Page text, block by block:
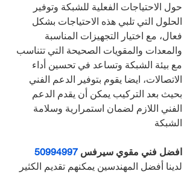
حول الاحتياجات الفعلية للشبكة وتوفير
الحلول التي تلبي هذه الاحتياجات بشكل
فعال، مع اختيار التجهيزات المناسبة
والمعدات والمقويات الصحيحة التي تتناسب
مع بيئة الشبكة وتساعد في تحسين أداء
الاتصالات، ايضا يقوم بتوفير الدعم الفني
بحيث بعد التركيب يمكن أن يقدم الدعم
الفني اللازم لضمان استمرارية وسلامة
الشبكة
افضل فني مقوي سيرفس 50994997
لدينا أفضل المهندسين يمكنهم تقديم الكثير